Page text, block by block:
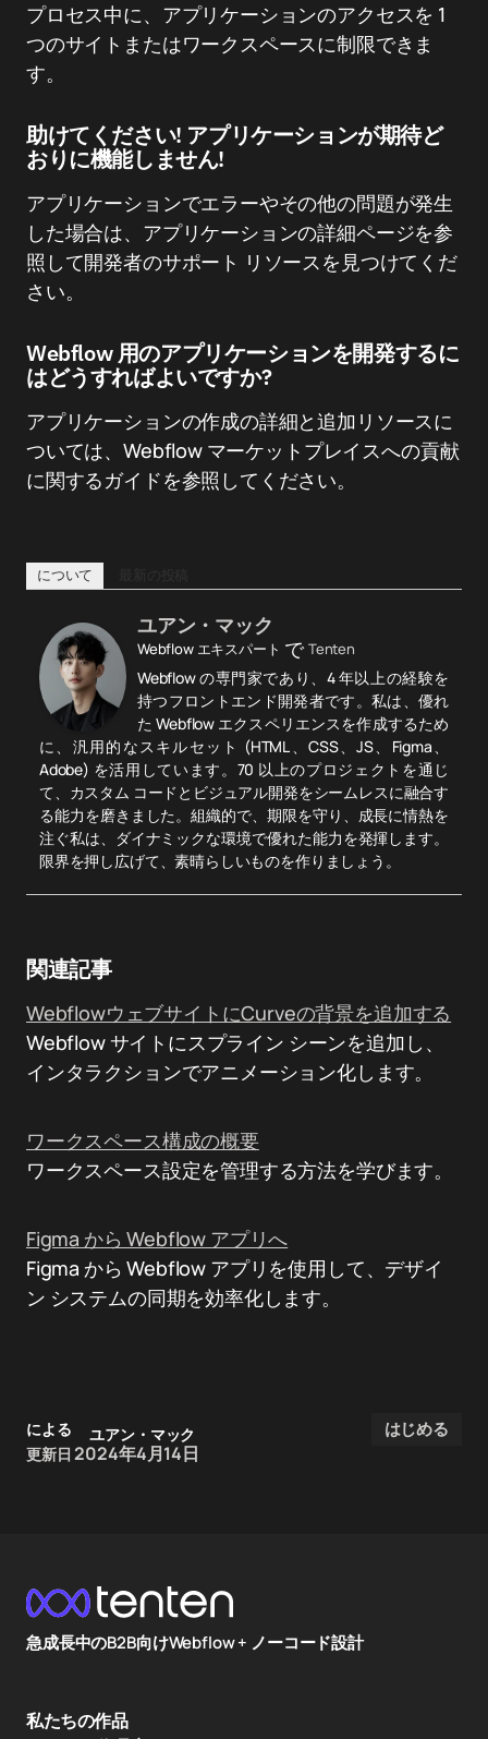
プロセス中に、アプリケーションのアクセスを 1
つのサイトまたはワークスペースに制限できま
す。
助けてください! アプリケーションが期待ど
おりに機能しません!
アプリケーションでエラーやその他の問題が発生
した場合は、アプリケーションの詳細ページを参
照して開発者のサポート リソースを見つけてくだ
さい。
Webflow 用のアプリケーションを開発するに
はどうすればよいですか?
アプリケーションの作成の詳細と追加リソースに
ついては、Webflow マーケットプレイスへの貢献
に関するガイドを参照してください。
について 最新の投稿
ユアン・マック
Webflow エキスパート でTenten
Webflow の専門家であり、4 年以上の経験を
持つフロントエンド開発者です。私は、優れ
た Webflow エクスペリエンスを作成するため
に、汎用的なスキルセット (HTML、CSS、JS、Figma、
Adobe) を活用しています。70 以上のプロジェクトを通じ
て、カスタム コードとビジュアル開発をシームレスに融合す
る能力を磨きました。組織的で、期限を守り、成長に情熱を
注ぐ私は、ダイナミックな環境で優れた能力を発揮します。
限界を押し広げて、素晴らしいものを作りましょう。
関連記事
WebflowウェブサイトにCurveの背景を追加する
Webflow サイトにスプライン シーンを追加し、
インタラクションでアニメーション化します。
ワークスペース構成の概要
ワークスペース設定を管理する方法を学びます。
Figma から Webflow アプリへ
Figma から Webflow アプリを使用して、デザイ
ン システムの同期を効率化します。
による
ユアン・マック
更新日 2024年4月14日
はじめる
急成長中のB2B向けWebflow + ノーコード設計
私たちの作品